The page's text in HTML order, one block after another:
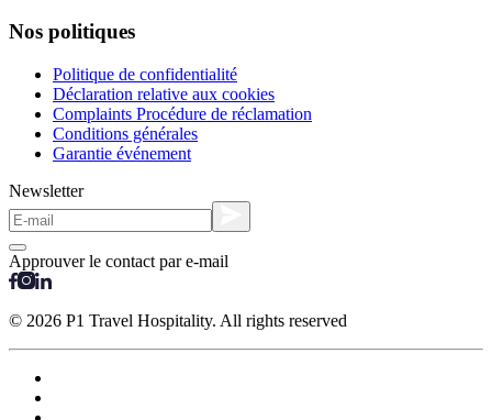
Nos politiques
Politique de confidentialité
Déclaration relative aux cookies
Complaints Procédure de réclamation
Conditions générales
Garantie événement
Newsletter
Approuver le contact par e-mail
© 2026 P1 Travel Hospitality. All rights reserved